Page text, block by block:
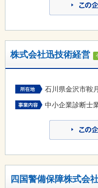
株式会社迅技術経営
石川県金沢市鞍
中小企業診断士
四国警備保障株式会